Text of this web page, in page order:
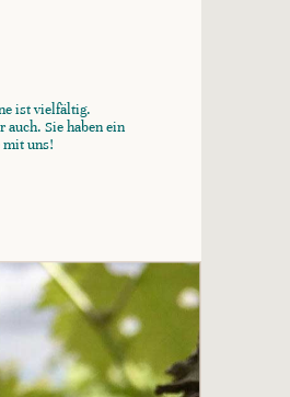
ist vielfältig.
Sie haben ein
mit uns!